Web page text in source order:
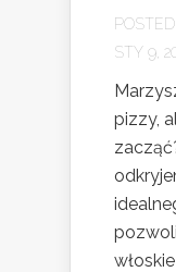
STY 9,
pizzy,